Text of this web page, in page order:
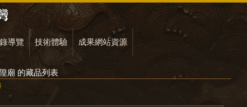
導覽 技術體驗 成果網站資源
廟 的藏品列表